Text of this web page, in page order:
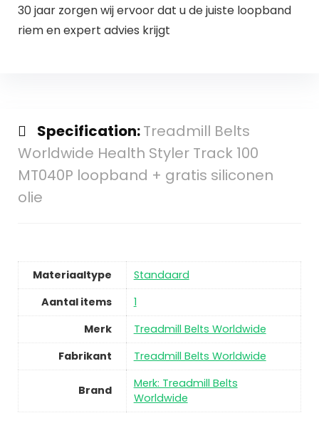
30 jaar zorgen wij ervoor dat u de juiste loopband
riem en expert advies krijgt
Specification:Treadmill Belts
Worldwide Health Styler Track 100
MT040P loopband + gratis siliconen
olie
Materiaaltype
Standaard
Aantal items
1
Merk
Treadmill Belts Worldwide
Fabrikant
Treadmill Belts Worldwide
Brand
Merk: Treadmill Belts
Worldwide